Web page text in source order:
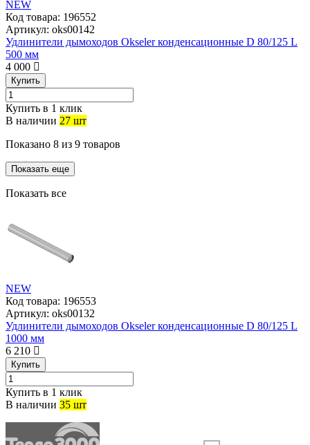
NEW
Код товара: 196552
Артикул: oks00142
Удлинители дымоходов Okseler конденсационные D 80/125 L
500 мм
4 000
Купить
Купить в 1 клик
В наличии 27 шт
Показано 8 из 9 товаров
Показать еще
Показать все
NEW
Код товара: 196553
Артикул: oks00132
Удлинители дымоходов Okseler конденсационные D 80/125 L
1000 мм
6 210
Купить
Купить в 1 клик
В наличии 35 шт